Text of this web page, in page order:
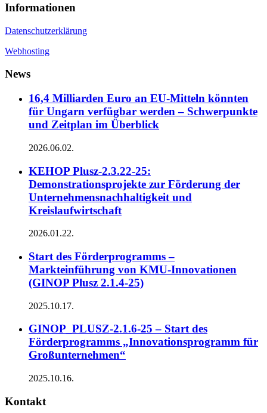
Informationen
Datenschutzerklärung
Webhosting
News
16,4 Milliarden Euro an EU-Mitteln könnten
für Ungarn verfügbar werden – Schwerpunkte
und Zeitplan im Überblick
2026.06.02.
KEHOP Plusz-2.3.22-25:
Demonstrationsprojekte zur Förderung der
Unternehmensnachhaltigkeit und
Kreislaufwirtschaft
2026.01.22.
Start des Förderprogramms –
Markteinführung von KMU-Innovationen
(GINOP Plusz 2.1.4-25)
2025.10.17.
GINOP_PLUSZ-2.1.6-25 – Start des
Förderprogramms „Innovationsprogramm für
Großunternehmen“
2025.10.16.
Kontakt